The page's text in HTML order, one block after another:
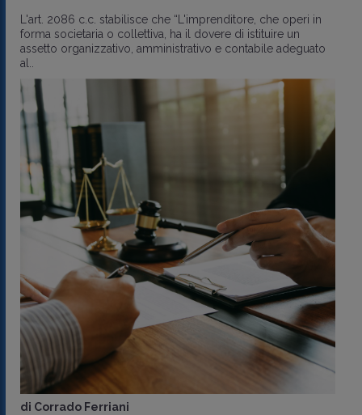
L'art. 2086 c.c. stabilisce che “L'imprenditore, che operi in
forma societaria o collettiva, ha il dovere di istituire un
assetto organizzativo, amministrativo e contabile adeguato
al..
di Corrado Ferriani